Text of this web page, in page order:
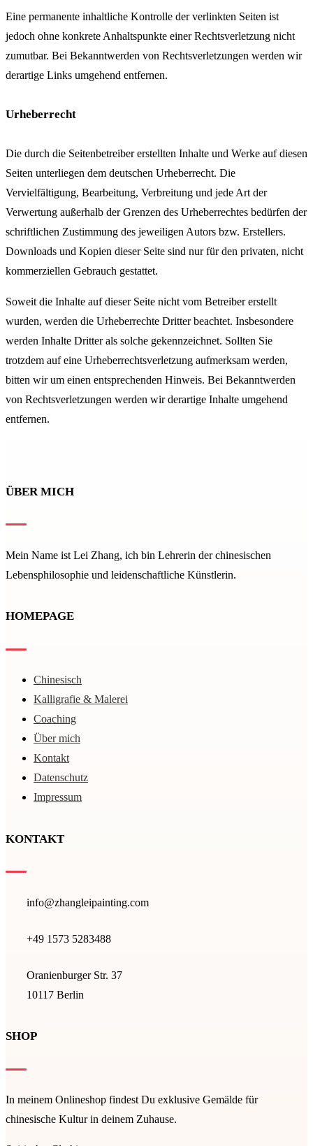
Eine permanente inhaltliche Kontrolle der verlinkten Seiten ist
jedoch ohne konkrete Anhaltspunkte einer Rechtsverletzung nicht
zumutbar. Bei Bekanntwerden von Rechtsverletzungen werden wir
derartige Links umgehend entfernen.
Urheberrecht
Die durch die Seitenbetreiber erstellten Inhalte und Werke auf diesen
Seiten unterliegen dem deutschen Urheberrecht. Die
Vervielfältigung, Bearbeitung, Verbreitung und jede Art der
Verwertung außerhalb der Grenzen des Urheberrechtes bedürfen der
schriftlichen Zustimmung des jeweiligen Autors bzw. Erstellers.
Downloads und Kopien dieser Seite sind nur für den privaten, nicht
kommerziellen Gebrauch gestattet.
Soweit die Inhalte auf dieser Seite nicht vom Betreiber erstellt
wurden, werden die Urheberrechte Dritter beachtet. Insbesondere
werden Inhalte Dritter als solche gekennzeichnet. Sollten Sie
trotzdem auf eine Urheberrechtsverletzung aufmerksam werden,
bitten wir um einen entsprechenden Hinweis. Bei Bekanntwerden
von Rechtsverletzungen werden wir derartige Inhalte umgehend
entfernen.
ÜBER MICH
Mein Name ist Lei Zhang, ich bin Lehrerin derchinesischen
Lebensphilosophie und leiden­schaftliche Künstlerin.
HOMEPAGE
Chinesisch
Kal­li­gra­fie & Malerei
Coaching
Über mich
Kontakt
Datenschutz
Impressum
KONTAKT
info@zhangleipainting.com
+49 1573 5283488‬
Oranienburger Str. 37
10117 Berlin
SHOP
In meinem Onlineshop findest Du exklusive Gemälde für
chinesische Kultur in deinem Zuhause.